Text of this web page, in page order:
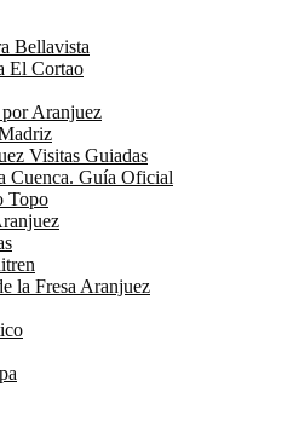
Bellavista
El Cortao
Aranjuez
Visitas Guiadas
Cuenca. Guía Oficial
Topo
la Fresa Aranjuez